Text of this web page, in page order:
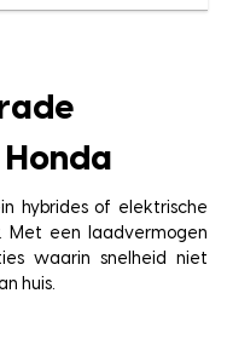
hybrides of elektrische
Met een laadvermogen
waarin snelheid niet
huis.